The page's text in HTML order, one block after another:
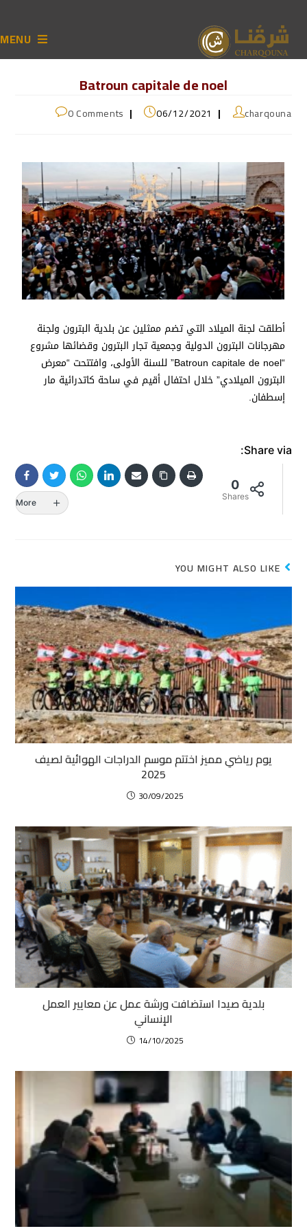
MENU
Batroun capitale de noel
charqouna
06/12/2021
0 Comments
أطلقت لجنة الميلاد التي تضم ممثلين عن بلدية البترون ولجنة
مهرجانات البترون الدولية وجمعية تجار البترون وقضائها مشروع
“Batroun capitale de noel” للسنة الأولى، وافتتحت “معرض
البترون الميلادي” خلال احتفال أقيم في ساحة كاتدرائية مار
إسطفان.
Share via:
0
Shares
More
YOU MIGHT ALSO LIKE
يوم رياضي مميز اختتم موسم الدراجات الهوائية لصيف
2025
30/09/2025
بلدية صيدا استضافت ورشة عمل عن معايير العمل
الإنساني
14/10/2025